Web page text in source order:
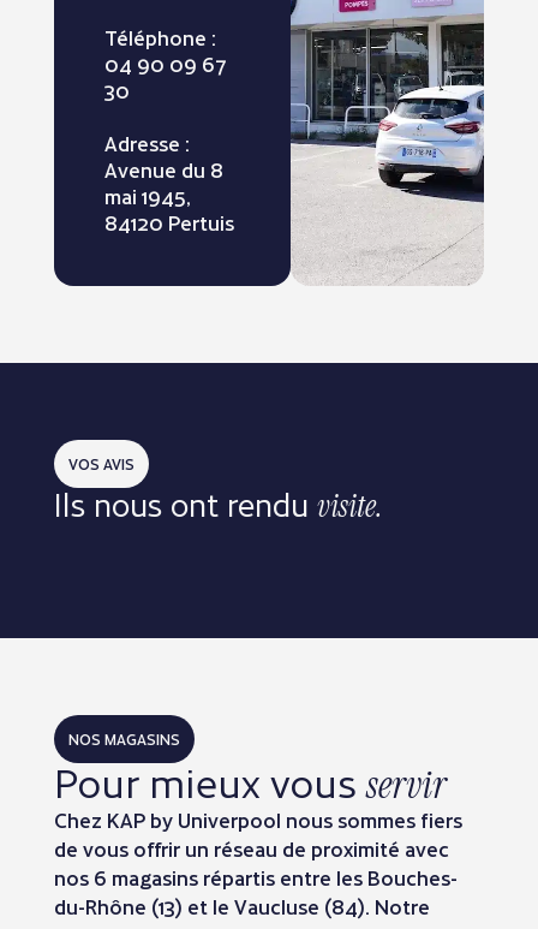
Téléphone :
04 90 09 67
30
Adresse :
Avenue du 8
mai 1945,
84120 Pertuis
VOS AVIS
Ils nous ont rendu visite.
NOS MAGASINS
Pour mieux vous servir
Chez KAP by Univerpool nous sommes fiers
de vous offrir un réseau de proximité avec
nos 6 magasins répartis entre les Bouches-
du-Rhône (13) et le Vaucluse (84). Notre